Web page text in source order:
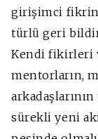
girişimci
türlü geri
Kendi fikirleri
mentorların,
sürekli yeni